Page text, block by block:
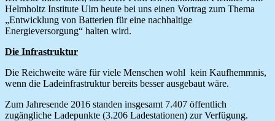
Helmholtz Institute Ulm heute bei uns einen Vortrag zum Thema
„Entwicklung von Batterien für eine nachhaltige
Energieversorgung“ halten wird.
Die Infrastruktur
Die Reichweite wäre für viele Menschen wohl kein Kaufhemmnis,
wenn die Ladeinfrastruktur bereits besser ausgebaut wäre.
Zum Jahresende 2016 standen insgesamt 7.407 öffentlich
zugängliche Ladepunkte (3.206 Ladestationen) zur Verfügung.